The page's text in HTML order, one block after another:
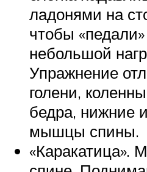
ладонями на
чтобы
небольшой
Упражнение
голени,
бедра, нижние
мышцы спины.
«Каракатица».